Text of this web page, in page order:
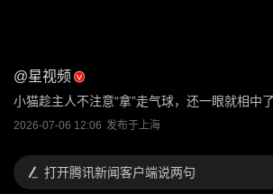
@星视频
小猫趁主人不注意“拿”走气球，还一眼就相中
2026-07-06 12:06 发布于上海
打开腾讯新闻客户端说两句